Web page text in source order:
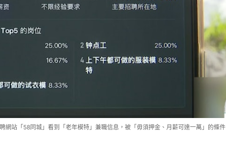
網站「58同城」看到「老年模特」兼職信息，被「毋須押金、月薪可達一萬」的條件